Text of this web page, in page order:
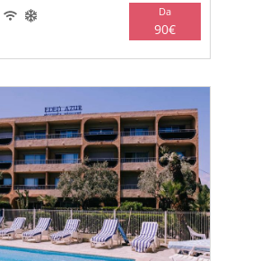
Da
90€